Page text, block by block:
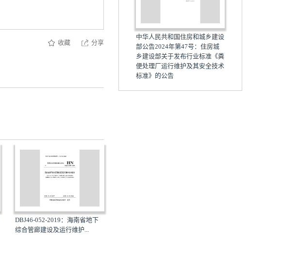
收藏 分享
DBJ46-052-2019：海南省地下
综合管廊建设及运行维护...
中华人民共和国住房和城乡建设
部公告2024年第47号：住房城
乡建设部关于发布行业标准《粪
便处理厂运行维护及其安全技术
标准》的公告